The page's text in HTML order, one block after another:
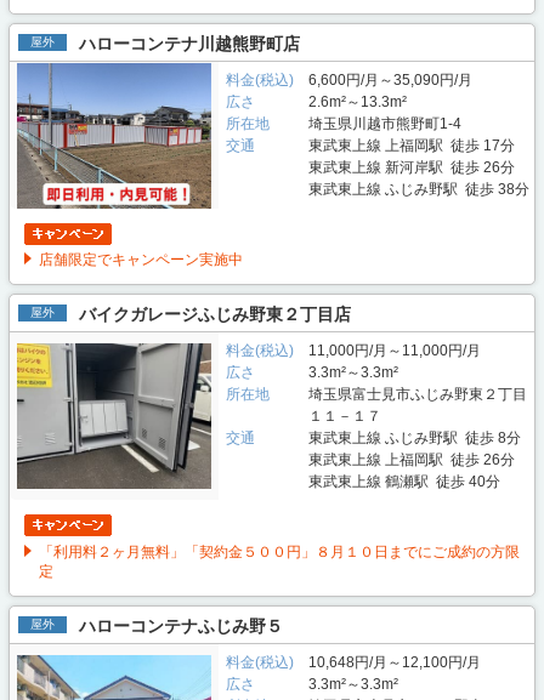
屋外 ハローコンテナ川越熊野町店
料金(税込)
6,600円/月～35,090円/月
広さ
2.6m²～13.3m²
所在地
埼玉県川越市熊野町1-4
交通
東武東上線 上福岡駅 徒歩 17分
東武東上線 新河岸駅 徒歩 26分
東武東上線 ふじみ野駅 徒歩 38分
店舗限定でキャンペーン実施中
屋外 バイクガレージふじみ野東２丁目店
料金(税込)
11,000円/月～11,000円/月
広さ
3.3m²～3.3m²
所在地
埼玉県富士見市ふじみ野東２丁目
１１－１７
交通
東武東上線 ふじみ野駅 徒歩 8分
東武東上線 上福岡駅 徒歩 26分
東武東上線 鶴瀬駅 徒歩 40分
「利用料２ヶ月無料」「契約金５００円」８月１０日までにご成約の方限
定
屋外 ハローコンテナふじみ野５
料金(税込)
10,648円/月～12,100円/月
広さ
3.3m²～3.3m²